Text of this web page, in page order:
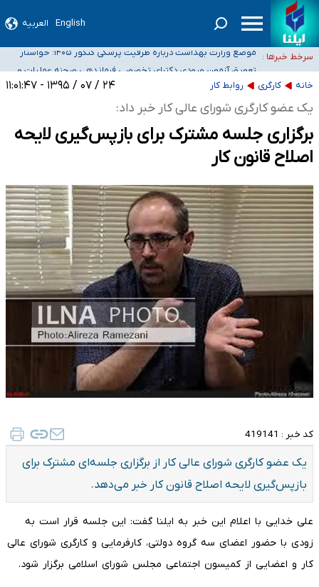
English العربیه
سرخط خبرها :
۴۰ تا ۵۰ روز گرمای نسبی در پیش داریم/ دمای تهران به ۳۸ درجه می‌رسد
اصلاح ظرفیت‌ها هستیم، اما هنوز پاسخ مشخصی نگرفته‌ایم
تعویق آزمون ورودی دکترای تخصصی فرماندهی صحنه عملیات و
دکترای تخصصی جغرافیای نظامی دافوس آجا
خبرنگاران راویان حقیقت با دغدغه نان، مسکن و بیمه
آستانه هشدار
خانه کارگری روابط کار ۲۴ / ۰۷ / ۱۳۹۵ - ۱۱:۰۱:۴۷
یک عضو کارگری شورای عالی کار خبر داد:
برگزاری جلسه مشترک برای بازپس‌گیری لایحه
اصلاح قانون کار
کد خبر : 419141
یک عضو کارگری شورای عالی کار از برگزاری جلسه‌ای مشترک برای
بازپس‌گیری لایحه اصلاح قانون کار خبر می‌دهد.
علی خدایی با اعلام این خبر به ایلنا گفت: این جلسه قرار است به
زودی با حضور اعضای سه گروه دولتی، کارفرمایی و کارگری شورای عالی
کار و اعضایی از کمیسون اجتماعی مجلس شورای اسلامی برگزار شود.